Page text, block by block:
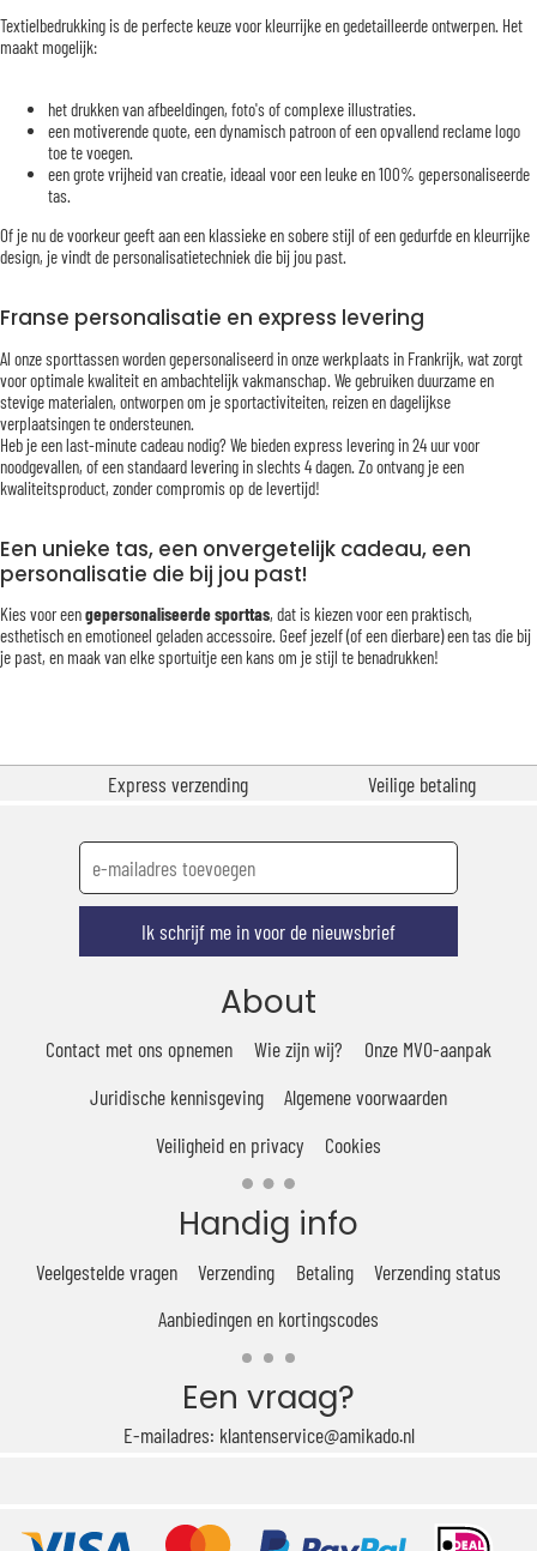
Textielbedrukking is de perfecte keuze voor kleurrijke en gedetailleerde ontwerpen. Het
maakt mogelijk:
het drukken van afbeeldingen, foto's of complexe illustraties.
een motiverende quote, een dynamisch patroon of een opvallend reclame logo
toe te voegen.
een grote vrijheid van creatie, ideaal voor een leuke en 100% gepersonaliseerde
tas.
Of je nu de voorkeur geeft aan een klassieke en sobere stijl of een gedurfde en kleurrijke
design, je vindt de personalisatietechniek die bij jou past.
Franse personalisatie en express levering
Al onze sporttassen worden gepersonaliseerd in onze werkplaats in Frankrijk, wat zorgt
voor optimale kwaliteit en ambachtelijk vakmanschap. We gebruiken duurzame en
stevige materialen, ontworpen om je sportactiviteiten, reizen en dagelijkse
verplaatsingen te ondersteunen.
Heb je een last-minute cadeau nodig? We bieden express levering in 24 uur voor
noodgevallen, of een standaard levering in slechts 4 dagen. Zo ontvang je een
kwaliteitsproduct, zonder compromis op de levertijd!
Een unieke tas, een onvergetelijk cadeau, een
personalisatie die bij jou past!
Kies voor eengepersonaliseerde sporttas, dat is kiezen voor een praktisch,
esthetisch en emotioneel geladen accessoire. Geef jezelf (of een dierbare) een tas die bij
je past, en maak van elke sportuitje een kans om je stijl te benadrukken!
Express verzending Veilige betaling
Ik schrijf me in voor de nieuwsbrief
About
Contact met ons opnemen Wie zijn wij?
Onze MVO-aanpak
Juridische kennisgeving
Algemene voorwaarden
Veiligheid en privacy
Cookies
Handig info
Veelgestelde vragen Verzending Betaling
Verzending status
Aanbiedingen en kortingscodes
Een vraag?
E-mailadres: klantenservice@amikado.nl